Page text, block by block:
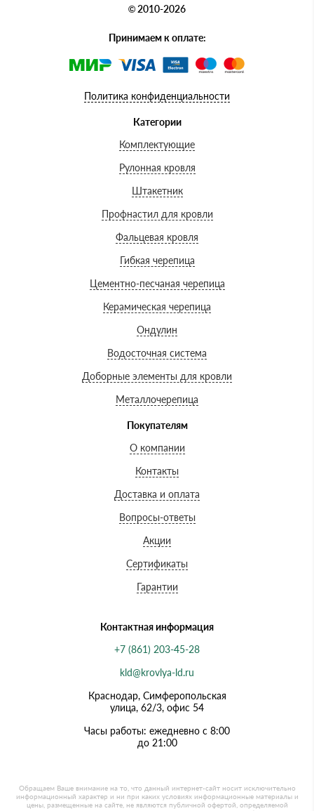
© 2010-2026
Принимаем к оплате:
Политика конфиденциальности
Категории
Комплектующие
Рулонная кровля
Штакетник
Профнастил для кровли
Фальцевая кровля
Гибкая черепица
Цементно-песчаная черепица
Керамическая черепица
Ондулин
Водосточная система
Доборные элементы для кровли
Металлочерепица
Покупателям
О компании
Контакты
Доставка и оплата
Вопросы-ответы
Акции
Сертификаты
Гарантии
Контактная информация
+7 (861) 203-45-28
kld@krovlya-ld.ru
Краснодар, Симферопольская
улица, 62/3, офис 54
Часы работы: ежедневно с 8:00
до 21:00